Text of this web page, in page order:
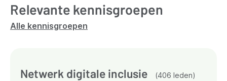
Relevante kennisgroepen
Alle kennisgroepen
Netwerk digitale inclusie (406 leden)